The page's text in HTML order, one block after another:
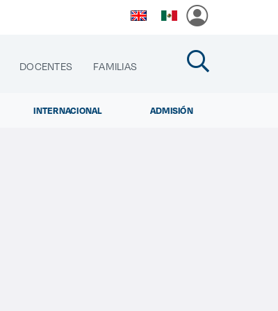
DOCENTES FAMILIAS
INTERNACIONAL ADMISIÓN